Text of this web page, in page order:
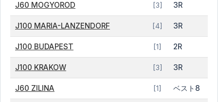
J60 MOGYOROD [3] 3R
J100 MARIA-LANZENDORF [4] 3R
J100 BUDAPEST [1] 2R
J100 KRAKOW [3] 3R
J60 ZILINA [1] ベスト8